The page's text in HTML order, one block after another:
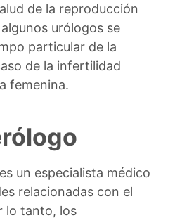
de la reproducción
urólogos se
particular de la
de la infertilidad
femenina.
un especialista médico
relacionadas con el
lo tanto, los